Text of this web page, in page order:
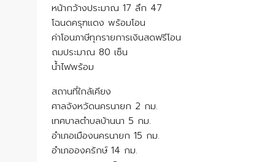
หน้ากว้างประมาณ 17 ลึก 47
โฉนดครุฑแดง พร้อมโอน
ค่าโอนภาษีทุกรายการเงินสดฟรีโอน
ถมประมาณ 80 เซ็น
น้ำไฟพร้อม
สถานที่ใกล้เคียง
ศาลจังหวัดนครนายก 2 กม.
เทศบาลตำบลบ้านนา 5 กม.
อำเภอเมืองนครนายก 15 กม.
อำเภอองครักษ์ 14 กม.